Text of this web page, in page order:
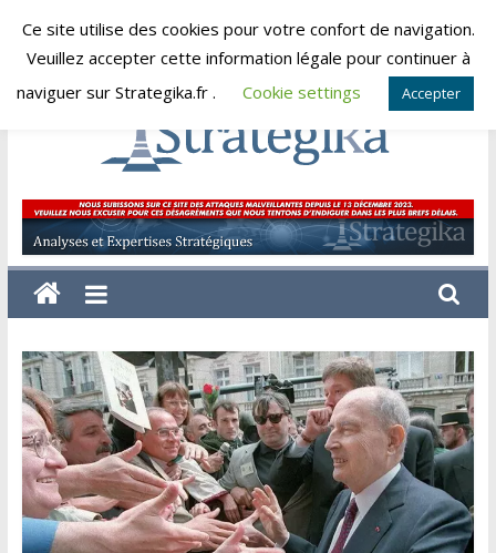
Skip
dimanche, août 9, 2026
Strategika
Expertise
et
Analyses
Ce site utilise des cookies pour votre confort de navigation.
Veuillez accepter cette information légale pour continuer à
naviguer sur Strategika.fr .
Cookie settings Accepter